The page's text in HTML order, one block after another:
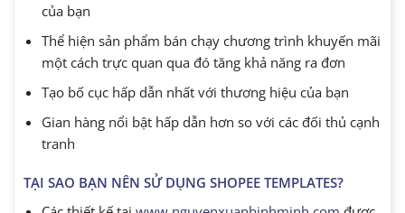
của bạn
Thể hiện sản phẩm bán chạy chương trình khuyến mãi
một cách trực quan qua đó tăng khả năng ra đơn
Tạo bố cục hấp dẫn nhất với thương hiệu của bạn
Gian hàng nổi bật hấp dẫn hơn so với các đối thủ cạnh
tranh
TẠI SAO BẠN NÊN SỬ DỤNG SHOPEE TEMPLATES?